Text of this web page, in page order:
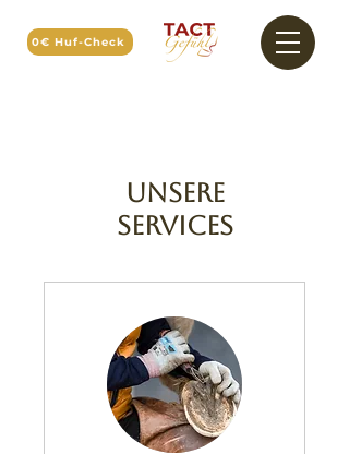
0€ Huf-Check
Unsere
Services